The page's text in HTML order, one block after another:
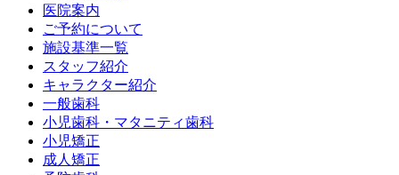
医院案内
ご予約について
施設基準一覧
スタッフ紹介
キャラクター紹介
一般歯科
小児歯科・マタニティ歯科
小児矯正
成人矯正